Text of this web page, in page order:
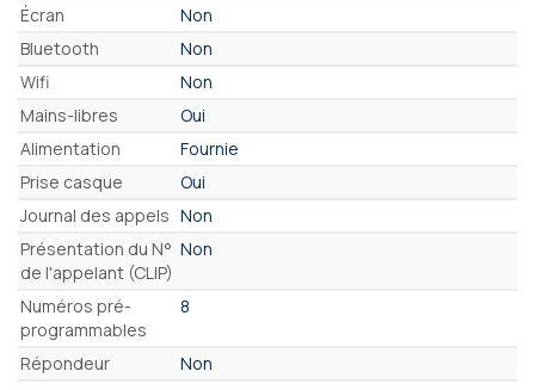
Écran
Non
Bluetooth
Non
Wifi
Non
Mains-libres
Oui
Alimentation
Fournie
Prise casque
Oui
Journal des appels Non
Présentation du N°
de l'appelant (CLIP)
Non
Numéros pré-
programmables
8
Répondeur
Non